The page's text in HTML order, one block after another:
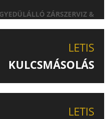
ZÁRSZERVIZ &
LETIS
KULCSMÁSOLÁS
LETIS